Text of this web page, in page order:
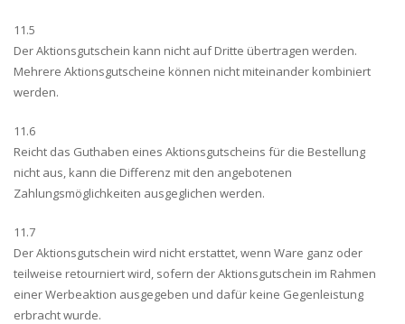
11.5
Der Aktionsgutschein kann nicht auf Dritte übertragen werden.
Mehrere Aktionsgutscheine können nicht miteinander kombiniert
werden.
11.6
Reicht das Guthaben eines Aktionsgutscheins für die Bestellung
nicht aus, kann die Differenz mit den angebotenen
Zahlungsmöglichkeiten ausgeglichen werden.
11.7
Der Aktionsgutschein wird nicht erstattet, wenn Ware ganz oder
teilweise retourniert wird, sofern der Aktionsgutschein im Rahmen
einer Werbeaktion ausgegeben und dafür keine Gegenleistung
erbracht wurde.